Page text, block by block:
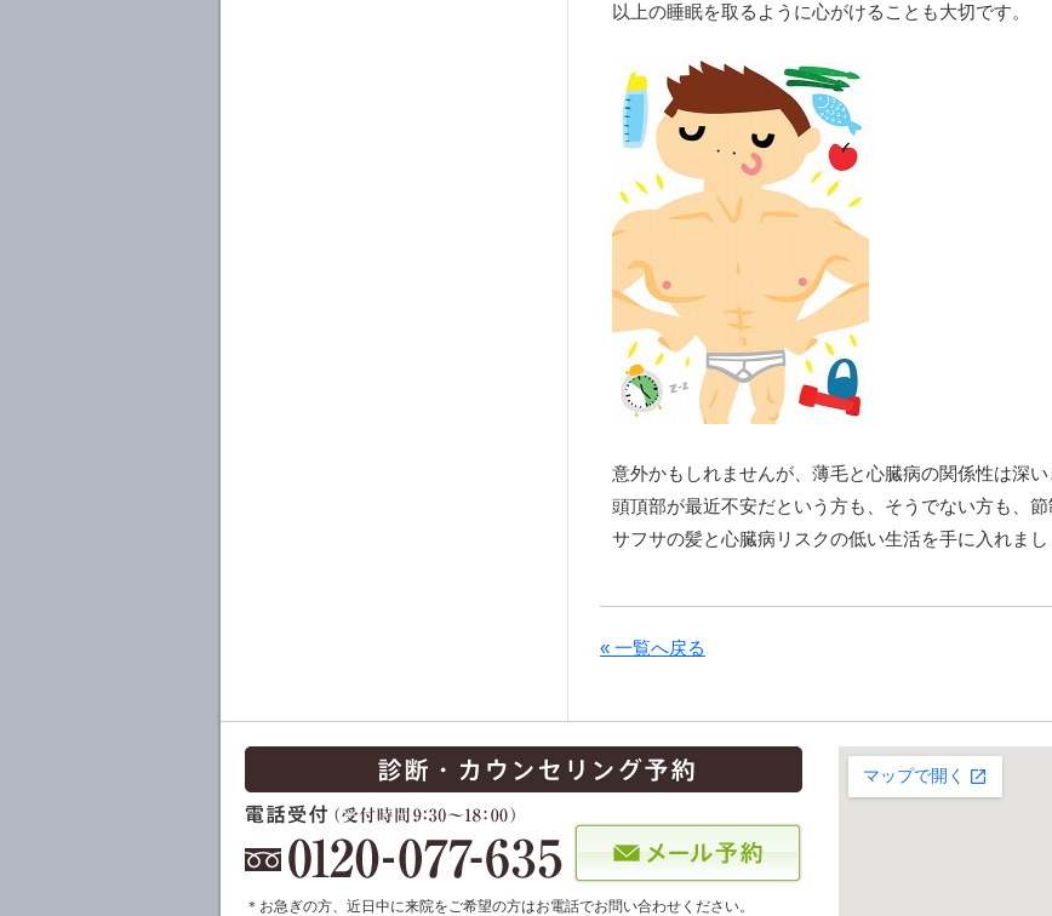
以上の睡眠を取るように心がけることも大切です。
意外かもしれませんが、薄毛と心臓病の関係性は深い
頭頂部が最近不安だという方も、そうでない方も、
サフサの髪と心臓病リスクの低い生活を手に入れまし
« 一覧へ戻る
＊お急ぎの方、近日中に来院をご希望の方はお電話でお問い合わせください。